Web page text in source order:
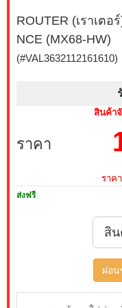
ROUTER (เราเตอ
NCE (MX68-HW)
(#VAL3632112161610)
สินค้า
ราคา
ราค
ส่งฟรี
สิ
ผ่อน